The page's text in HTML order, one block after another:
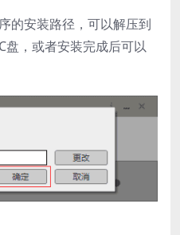
的安装路径，可以解压到
盘，或者安装完成后可以